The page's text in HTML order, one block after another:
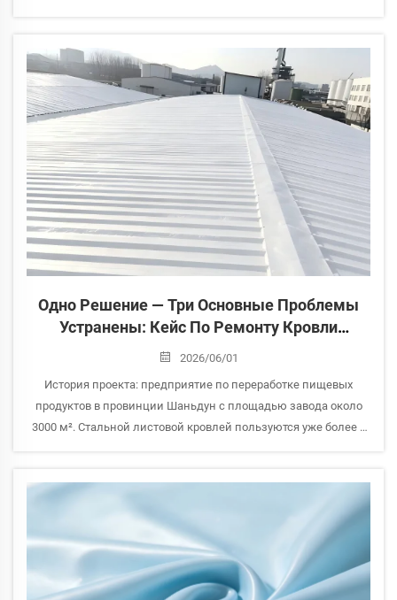
Одно Решение — Три Основные Проблемы
Устранены: Кейс По Ремонту Кровли
Пищевого Завода
2026/06/01
История проекта: предприятие по переработке пищевых
продуктов в провинции Шаньдун с площадью завода около
3000 м². Стальной листовой кровлей пользуются уже более 8